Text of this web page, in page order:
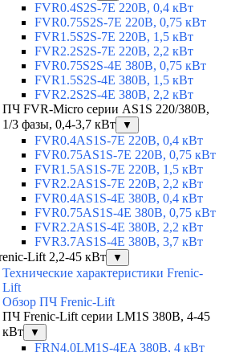
FVR0.4S2S-7E 220В, 0,4 кВт
FVR0.75S2S-7E 220В, 0,75 кВт
FVR1.5S2S-7E 220В, 1,5 кВт
FVR2.2S2S-7E 220В, 2,2 кВт
FVR0.75S2S-4E 380В, 0,75 кВт
FVR1.5S2S-4E 380В, 1,5 кВт
FVR2.2S2S-4E 380В, 2,2 кВт
ПЧ FVR-Micro серии AS1S 220/380В,
1/3 фазы, 0,4-3,7 кВт
▼
FVR0.4AS1S-7E 220В, 0,4 кВт
FVR0.75AS1S-7E 220В, 0,75 кВт
FVR1.5AS1S-7E 220В, 1,5 кВт
FVR2.2AS1S-7E 220В, 2,2 кВт
FVR0.4AS1S-4E 380В, 0,4 кВт
FVR0.75AS1S-4E 380В, 0,75 кВт
FVR2.2AS1S-4E 380В, 2,2 кВт
FVR3.7AS1S-4E 380В, 3,7 кВт
Lift 2,2-45 кВт
▼
Технические характеристики Frenic-
Lift
Обзор ПЧ Frenic-Lift
ПЧ Frenic-Lift серии LM1S 380В, 4-45
кВт
▼
FRN4.0LM1S-4EA 380В, 4 кВт